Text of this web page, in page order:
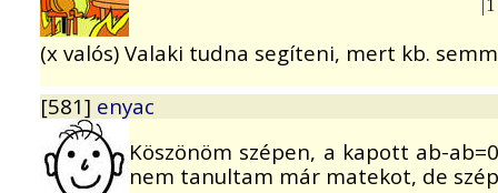
(x valós) Valaki tudna segíteni, mert kb.
[581] enyac
Köszönöm szépen, a kapott ab-
nem tanultam már matekot, de